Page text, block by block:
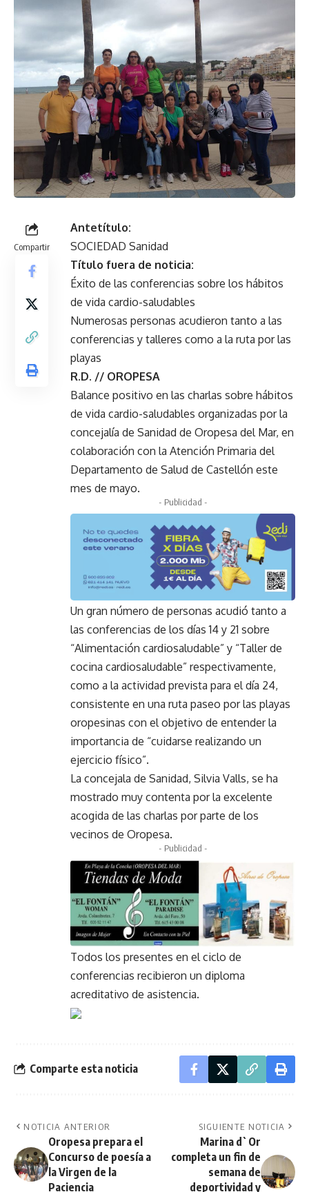
Compartir
Antetítulo:
SOCIEDAD Sanidad
Título fuera de noticia:
Éxito de las conferencias sobre los hábitos
de vida cardio-saludables
Numerosas personas acudieron tanto a las
conferencias y talleres como a la ruta por las
playas
R.D. // OROPESA
Balance positivo en las charlas sobre hábitos
de vida cardio-saludables organizadas por la
concejalía de Sanidad de Oropesa del Mar, en
colaboración con la Atención Primaria del
Departamento de Salud de Castellón este
mes de mayo.
- Publicidad -
Un gran número de personas acudió tanto a
las conferencias de los días 14 y 21 sobre
“Alimentación cardiosaludable” y “Taller de
cocina cardiosaludable” respectivamente,
como a la actividad prevista para el día 24,
consistente en una ruta paseo por las playas
oropesinas con el objetivo de entender la
importancia de “cuidarse realizando un
ejercicio físico”.
La concejala de Sanidad, Silvia Valls, se ha
mostrado muy contenta por la excelente
acogida de las charlas por parte de los
vecinos de Oropesa.
- Publicidad -
Todos los presentes en el ciclo de
conferencias recibieron un diploma
acreditativo de asistencia.
Comparte esta noticia
NOTICIA ANTERIOR
Oropesa prepara el
Concurso de poesía a
la Virgen de la
Paciencia
SIGUIENTE NOTICIA
Marina d`Or
completa un fin de
semana de
deportividad y